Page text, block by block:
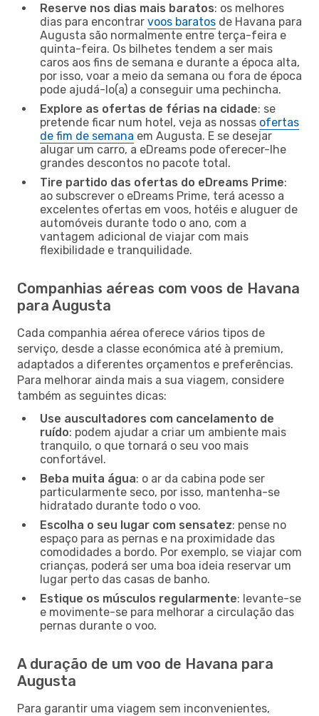
Reserve nos dias mais baratos: os melhores
dias para encontrar voos baratos de Havana para
Augusta são normalmente entre terça-feira e
quinta-feira. Os bilhetes tendem a ser mais
caros aos fins de semana e durante a época alta,
por isso, voar a meio da semana ou fora de época
pode ajudá-lo(a) a conseguir uma pechincha.
Explore as ofertas de férias na cidade: se
pretende ficar num hotel, veja as nossas ofertas
de fim de semana em Augusta. E se desejar
alugar um carro, a eDreams pode oferecer-lhe
grandes descontos no pacote total.
Tire partido das ofertas do eDreams Prime:
ao subscrever o eDreams Prime, terá acesso a
excelentes ofertas em voos, hotéis e aluguer de
automóveis durante todo o ano, com a
vantagem adicional de viajar com mais
flexibilidade e tranquilidade.
Companhias aéreas com voos de Havana
para Augusta
Cada companhia aérea oferece vários tipos de
serviço, desde a classe económica até à premium,
adaptados a diferentes orçamentos e preferências.
Para melhorar ainda mais a sua viagem, considere
também as seguintes dicas:
Use auscultadores com cancelamento de
ruído: podem ajudar a criar um ambiente mais
tranquilo, o que tornará o seu voo mais
confortável.
Beba muita água: o ar da cabina pode ser
particularmente seco, por isso, mantenha-se
hidratado durante todo o voo.
Escolha o seu lugar com sensatez: pense no
espaço para as pernas e na proximidade das
comodidades a bordo. Por exemplo, se viajar com
crianças, poderá ser uma boa ideia reservar um
lugar perto das casas de banho.
Estique os músculos regularmente: levante-se
e movimente-se para melhorar a circulação das
pernas durante o voo.
A duração de um voo de Havana para
Augusta
Para garantir uma viagem sem inconvenientes,